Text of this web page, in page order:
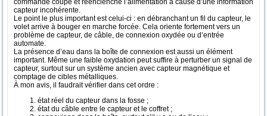
commande coupe et réenclenche l’alimentation à cause d’une information
capteur incohérente.
Le point le plus important est celui-ci : en débranchant un fil du capteur, le
volet arrive à bouger en marche forcée. Cela oriente fortement vers un
problème de capteur, de câble, de connexion oxydée ou d’entrée
automate.
La présence d’eau dans la boîte de connexion est aussi un élément
important. Même une faible oxydation peut suffire à perturber un signal de
capteur, surtout sur un système ancien avec capteur magnétique et
comptage de cibles métalliques.
À mon avis, il faudrait vérifier dans cet ordre :
état réel du capteur dans la fosse ;
état du câble entre le capteur et le coffret ;